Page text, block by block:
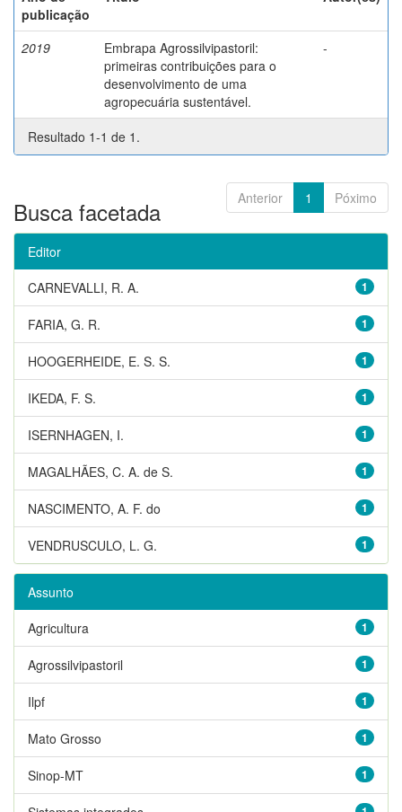
publicação
2019
Embrapa Agrossilvipastoril:
primeiras contribuições para o
desenvolvimento de uma
agropecuária sustentável.
-
Resultado 1-1 de 1.
Anterior 1 Póximo
Busca facetada
Editor
1
CARNEVALLI, R. A.
1
FARIA, G. R.
1
HOOGERHEIDE, E. S. S.
1
IKEDA, F. S.
1
ISERNHAGEN, I.
1
MAGALHÃES, C. A. de S.
1
NASCIMENTO, A. F. do
1
VENDRUSCULO, L. G.
Assunto
1
Agricultura
1
Agrossilvipastoril
1
Ilpf
1
Mato Grosso
1
Sinop-MT